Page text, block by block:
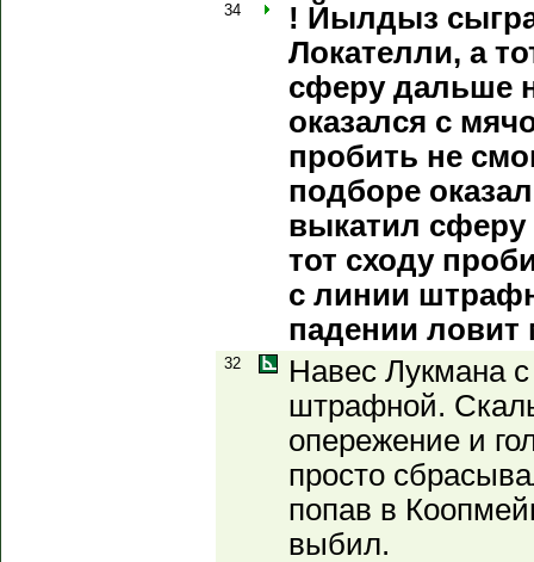
34
! Йылдыз
Локателли, а
сферу дальше
оказался с
пробить не
подборе
выкатил сферу
тот сходу
с линии
падении ловит
32
Навес Лукмана с
штрафной.
опережение и
просто
попав в
выбил.